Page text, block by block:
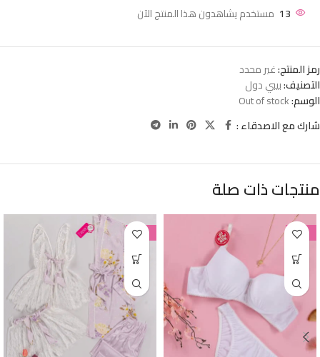
13 مستخدم يشاهدون هذا المنتج الآن
رمز المنتج:غير محدد
التصنيف:بيبي دول
الوسم:Out of stock
شارك مع الاصدقاء :
منتجات ذات صلة
-38%
-38%